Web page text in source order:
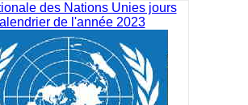
des Nations Unies jours
de l'année 2023